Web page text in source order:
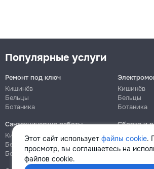
Этот сайт использует файлы cookie.
просмотр, вы соглашаетесь на
файлов cookie.
Популярные услуги
Ремонт под ключ
Кишинёв
Бельцы
Ботаника
Кишинёв
Бельцы
Ботаника
Сантехнические работы
Кишинёв
Бельцы
Ботаника
Сборка и
Кишинёв
Ботаника